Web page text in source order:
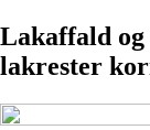
Lakaffald
lakrester